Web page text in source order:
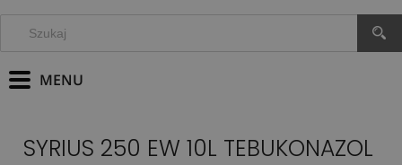
SYRIUS 250 EW 10L TEBUKONAZOL